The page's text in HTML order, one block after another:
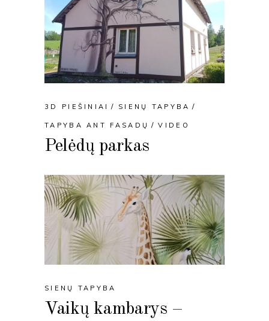
3D PIEŠINIAI SIENŲ TAPYBA
TAPYBA ANT FASADŲ VIDEO
Pelėdų parkas
SIENŲ TAPYBA
Vaikų kambarys –